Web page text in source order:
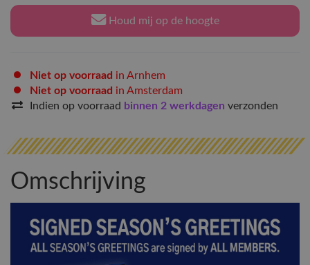
Houd mij op de hoogte
Niet op voorraad in Arnhem
Niet op voorraad in Amsterdam
Indien op voorraad binnen 2 werkdagen verzonden
Omschrijving